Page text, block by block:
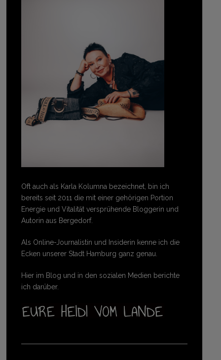
Oft auch als Karla Kolumna bezeichnet, bin ich
bereits seit 2011 die mit einer gehörigen Portion
Energie und Vitalität versprühende Bloggerin und
Autorin aus Bergedorf.
Als Online-Journalistin und Insiderin kenne ich die
Ecken unserer Stadt Hamburg ganz genau.
Hier im Blog und in den sozialen Medien berichte
ich darüber.